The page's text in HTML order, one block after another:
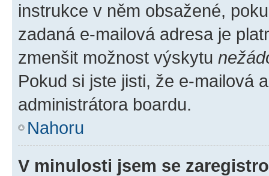
instrukce v něm obsažené,
zadaná e-mailová adresa je
zmenšit možnost výskytu
Pokud si jste jisti, že e-mailová
administrátora boardu.
Nahoru
V minulosti jsem se